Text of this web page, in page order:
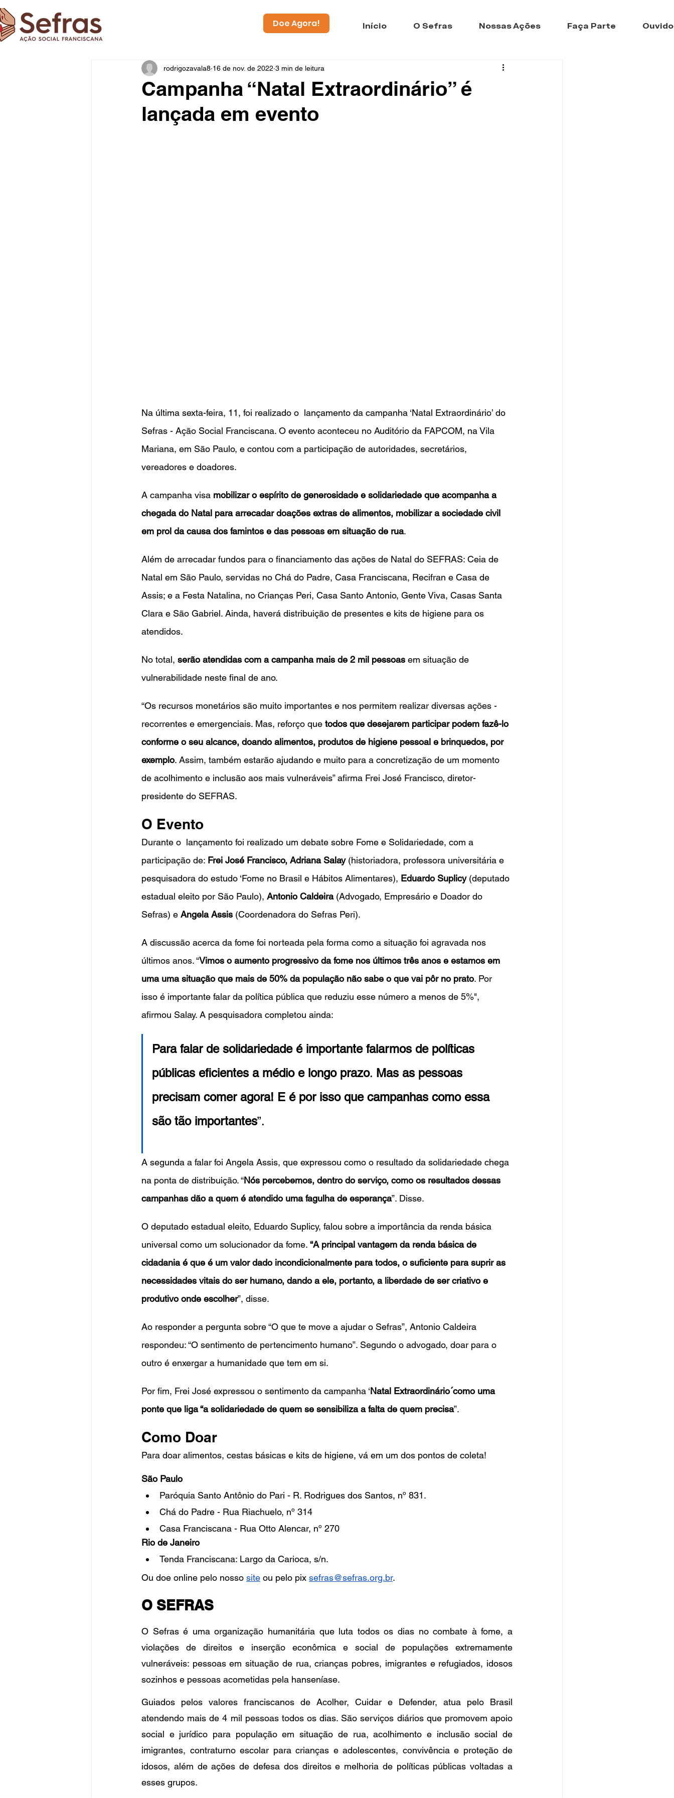
Doe Agora! Início O Sefras Nossas Ações Faça Parte
Campanha “Natal Extraordinário” é
lançada em evento
rodrigozavala8 16 de nov. de 2022 3 min de leitura
Na última sexta-feira, 11, foi realizado o  lançamento da campanha ‘Natal Extraordinário’ do
Sefras - Ação Social Franciscana. O evento aconteceu no Auditório da FAPCOM, na Vila
Mariana, em São Paulo, e contou com a participação de autoridades, secretários,
vereadores e doadores.
A campanha visa mobilizar o espírito de generosidade e solidariedade que acompanha a
chegada do Natal para arrecadar doações extras de alimentos, mobilizar a sociedade civil
em prol da causa dos famintos e das pessoas em situação de rua.
Além de arrecadar fundos para o financiamento das ações de Natal do SEFRAS: Ceia de
Natal em São Paulo, servidas no Chá do Padre, Casa Franciscana, Recifran e Casa de
Assis; e a Festa Natalina, no Crianças Peri, Casa Santo Antonio, Gente Viva, Casas Santa
Clara e São Gabriel. Ainda, haverá distribuição de presentes e kits de higiene para os
atendidos.
No total, serão atendidas com a campanha mais de 2 mil pessoas em situação de
vulnerabilidade neste final de ano.
“Os recursos monetários são muito importantes e nos permitem realizar diversas ações -
recorrentes e emergenciais. Mas, reforço que todos que desejarem participar podem fazê-lo
conforme o seu alcance, doando alimentos, produtos de higiene pessoal e brinquedos, por
exemplo. Assim, também estarão ajudando e muito para a concretização de um momento
de acolhimento e inclusão aos mais vulneráveis” afirma Frei José Francisco, diretor-
presidente do SEFRAS.
O Evento
Durante o  lançamento foi realizado um debate sobre Fome e Solidariedade, com a
participação de: Frei José Francisco, Adriana Salay (historiadora, professora universitária e
pesquisadora do estudo ‘Fome no Brasil e Hábitos Alimentares), Eduardo Suplicy (deputado
estadual eleito por São Paulo), Antonio Caldeira (Advogado, Empresário e Doador do
Sefras) e Angela Assis (Coordenadora do Sefras Peri).
A discussão acerca da fome foi norteada pela forma como a situação foi agravada nos
últimos anos. “Vimos o aumento progressivo da fome nos últimos três anos e estamos em
uma uma situação que mais de 50% da população não sabe o que vai pôr no prato. Por
isso é importante falar da política pública que reduziu esse número a menos de 5%",
afirmou Salay. A pesquisadora completou ainda:
Para falar de solidariedade é importante falarmos de políticas
públicas eficientes a médio e longo prazo. Mas as pessoas
precisam comer agora! E é por isso que campanhas como essa
são tão importantes”.
A segunda a falar foi Angela Assis, que expressou como o resultado da solidariedade chega
na ponta de distribuição. “Nós percebemos, dentro do serviço, como os resultados dessas
campanhas dão a quem é atendido uma fagulha de esperança”. Disse.
O deputado estadual eleito, Eduardo Suplicy, falou sobre a importância da renda básica
universal como um solucionador da fome. “A principal vantagem da renda básica de
cidadania é que é um valor dado incondicionalmente para todos, o suficiente para suprir as
necessidades vitais do ser humano, dando a ele, portanto, a liberdade de ser criativo e
produtivo onde escolher”, disse.
Ao responder a pergunta sobre “O que te move a ajudar o Sefras”, Antonio Caldeira
respondeu: “O sentimento de pertencimento humano”. Segundo o advogado, doar para o
outro é enxergar a humanidade que tem em si.
Por fim, Frei José expressou o sentimento da campanha ‘Natal Extraordinário´como uma
ponte que liga “a solidariedade de quem se sensibiliza a falta de quem precisa”.
Como Doar
Para doar alimentos, cestas básicas e kits de higiene, vá em um dos pontos de coleta!
São Paulo
Paróquia Santo Antônio do Pari - R. Rodrigues dos Santos, nº 831.
Chá do Padre - Rua Riachuelo, nº 314
Casa Franciscana - Rua Otto Alencar, nº 270
Rio de Janeiro
Tenda Franciscana: Largo da Carioca, s/n.
Ou doe online pelo nosso site ou pelo pix sefras@sefras.org.br.
O SEFRAS
O Sefras é uma organização humanitária que luta todos os dias no combate à fome, a
violações de direitos e inserção econômica e social de populações extremamente
vulneráveis: pessoas em situação de rua, crianças pobres, imigrantes e refugiados, idosos
sozinhos e pessoas acometidas pela hanseníase.
Guiados pelos valores franciscanos de Acolher, Cuidar e Defender, atua pelo Brasil
atendendo mais de 4 mil pessoas todos os dias. São serviços diários que promovem apoio
social e jurídico para população em situação de rua, acolhimento e inclusão social de
imigrantes, contraturno escolar para crianças e adolescentes, convivência e proteção de
idosos, além de ações de defesa dos direitos e melhoria de políticas públicas voltadas a
esses grupos.